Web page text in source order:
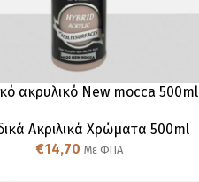
ακρυλικό New mocca 500ml
Ακριλικά Χρώματα 500ml
€14,70 Με ΦΠΑ